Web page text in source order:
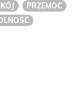
PRZEMOC